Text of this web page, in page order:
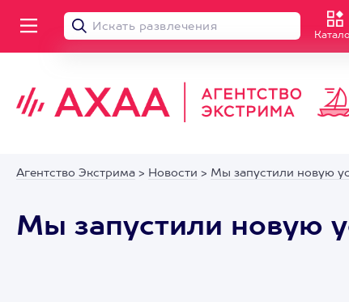
Агентство Экстрима > Новости > Мы запустили новую
Мы запустили новую